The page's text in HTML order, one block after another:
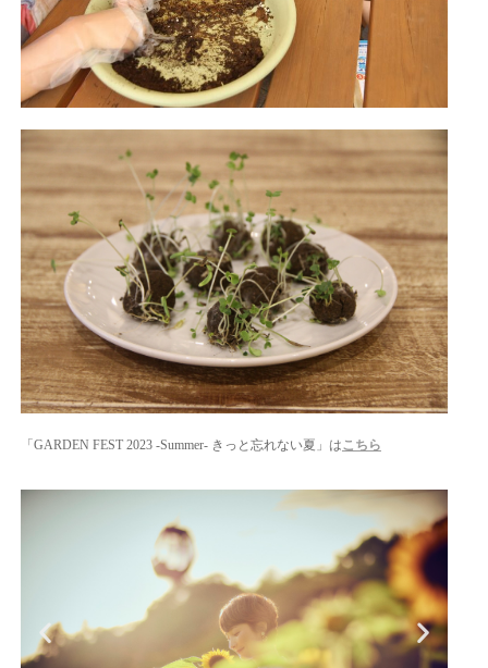
「GARDEN FEST 2023 -Summer- きっと忘れない夏」はこちら